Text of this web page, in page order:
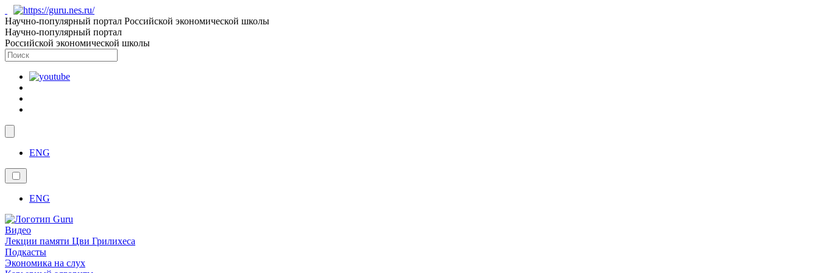
Научно-популярный портал Российской экономической школы
Научно-популярный портал
Российской экономической школы
ENG
ENG
Видео
Лекции памяти Цви Грилихеса
Подкасты
Экономика на слух